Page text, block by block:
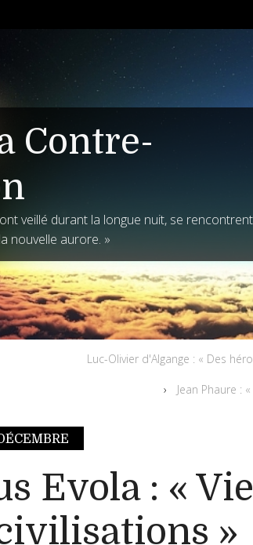
Contre-
veillé durant la longue nuit, se rencontrent
nouvelle aurore. »
Luc-Olivier d'Algange : « Des
Jean Phaure :
Evola : «
»